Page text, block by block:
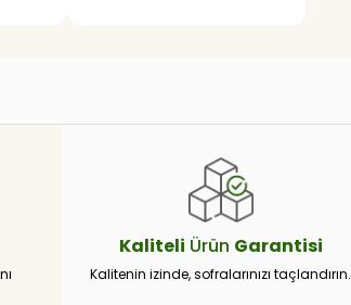
Kaliteli Ürün Garantisi
Kalitenin izinde, sofralarınızı taçlandırın.